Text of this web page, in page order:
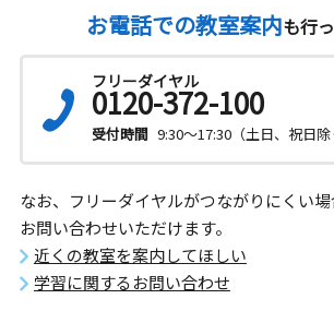
お電話での教室案内も行
フリーダイヤル
0120-372-100
受付時間 9:30～17:30（土日、祝日除
なお、フリーダイヤルがつながりにくい
お問い合わせいただけます。
近くの教室を案内してほしい
学習に関するお問い合わせ